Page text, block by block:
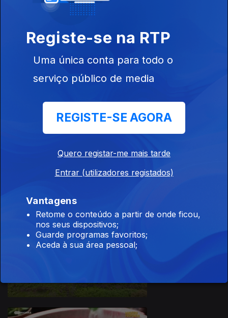
Ep. 4
861455
Registe-se na RTP
Uma única conta para todo o
serviço público de media
REGISTE-SE AGORA
Quero registar-me mais tarde
Entrar (utilizadores registados)
Vantagens
Retome o conteúdo a partir de onde ficou,
nos seus dispositivos;
Guarde programas favoritos;
Aceda à sua área pessoal;